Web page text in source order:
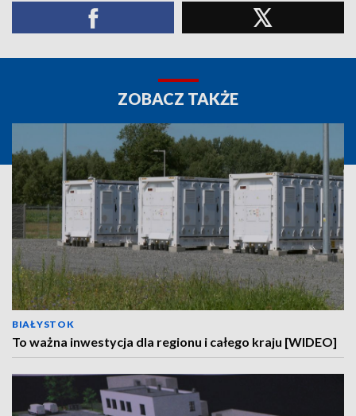
ZOBACZ TAKŻE
BIAŁYSTOK
To ważna inwestycja dla regionu i całego kraju [WIDEO]